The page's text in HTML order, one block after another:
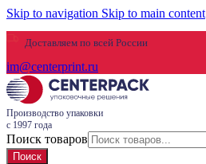
Skip to navigation Skip to main content
Доставляем по всей России
im@centerprint.ru
Производство упаковки
с 1997 года
Поиск товаров
Поиск